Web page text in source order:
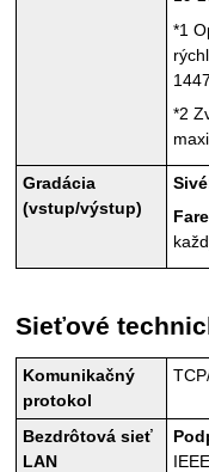
*1
*2
Gradácia
(vstup/výstup)
Sieťové
Komunikačný
protokol
TCP
Bezdrôtová sieť
LAN